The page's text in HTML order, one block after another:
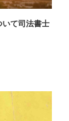
いて司法書士